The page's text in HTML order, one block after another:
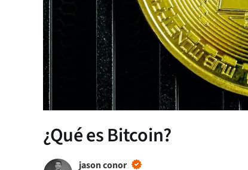
¿Qué es Bitcoin?
jason conor